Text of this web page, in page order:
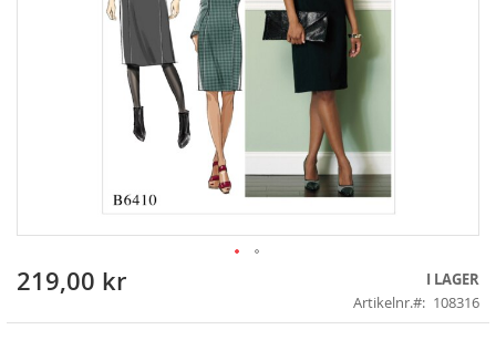
Skip
the
219,00 kr
I LAGER
Artikelnr.
108316